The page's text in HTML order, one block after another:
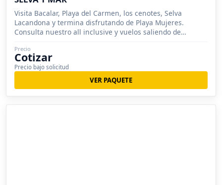
Visita Bacalar, Playa del Carmen, los cenotes, Selva
Lacandona y termina disfrutando de Playa Mujeres.
Consulta nuestro all inclusive y vuelos saliendo de
Precio
Cotizar
Precio bajo solicitud
VER PAQUETE